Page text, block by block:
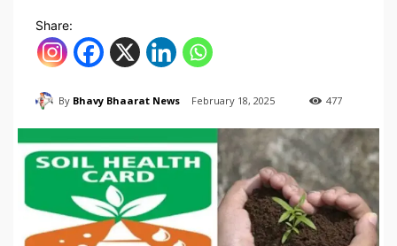
Share:
By Bhavy Bhaarat News February 18, 2025 477